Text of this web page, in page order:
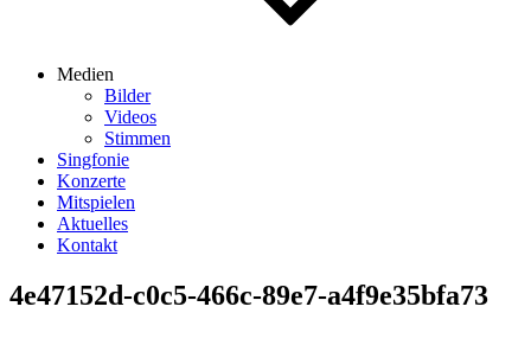
Medien
Bilder
Videos
Stimmen
Singfonie
Konzerte
Mitspielen
Aktuelles
Kontakt
4e47152d-c0c5-466c-89e7-a4f9e35bfa73